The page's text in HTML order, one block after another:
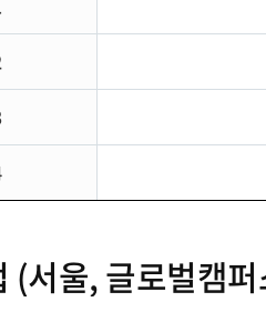
(서울, 글로벌캠